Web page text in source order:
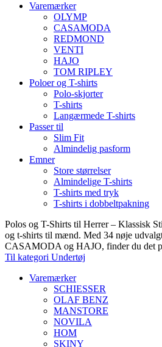
Varemærker
OLYMP
CASAMODA
REDMOND
VENTI
HAJO
TOM RIPLEY
Poloer og T-shirts
Polo-skjorter
T-shirts
Langærmede T-shirts
Passer til
Slim Fit
Almindelig pasform
Emner
Store størrelser
Almindelige T-shirts
T-shirts med tryk
T-shirts i dobbeltpakning
Polos og T-Shirts til Herrer – Klassisk
og t-shirts til mænd. Med 34 nøje
CASAMODA og HAJO, finder du det
Til kategori Undertøj
Varemærker
SCHIESSER
OLAF BENZ
MANSTORE
NOVILA
HOM
SKINY